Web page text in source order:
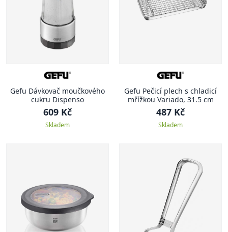
Gefu Dávkovač moučkového
cukru Dispenso
609 Kč
Skladem
Gefu Pečicí plech s chladicí
mřížkou Variado, 31.5 cm
487 Kč
Skladem